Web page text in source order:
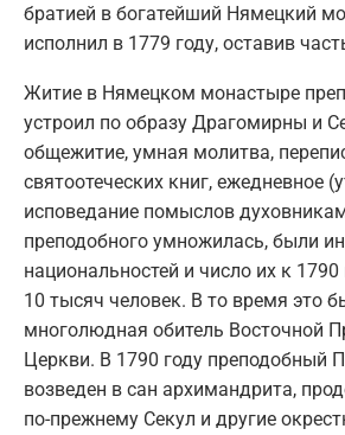
братией в богатейший Нямецкий
исполнил в 1779 году, оставив
Житие в Нямецком монастыре
устроил по образу Драгомирны и
общежитие, умная молитва,
святоотеческих книг, ежедневное
исповедание помыслов
преподобного умножилась, были
национальностей и число их к
10 тысяч человек. В то время это
многолюдная обитель Восточной
Церкви. В 1790 году преподобный
возведен в сан архимандрита,
по-прежнему Секул и другие